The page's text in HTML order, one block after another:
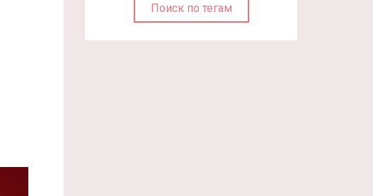
Поиск по тегам